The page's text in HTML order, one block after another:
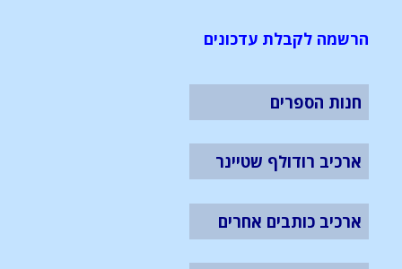
הרשמה לקבלת עדכונים
חנות הספרים
ארכיב רודולף שטיינר
ארכיב כותבים אחרים